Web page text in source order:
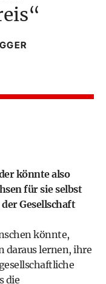
könnte also
für sie selbst
Gesellschaft
könnte,
daraus lernen, ihre
die